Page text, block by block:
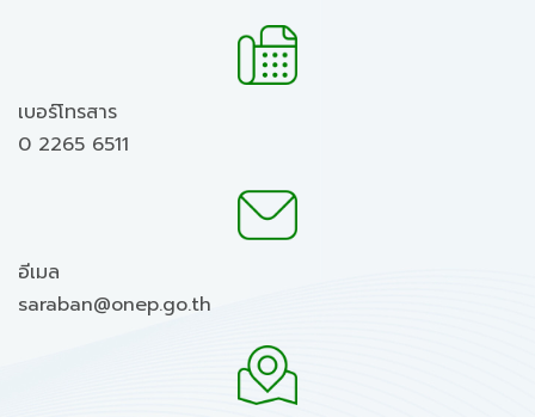
เบอร์โทรสาร
0 2265 6511
อีเมล
saraban@onep.go.th